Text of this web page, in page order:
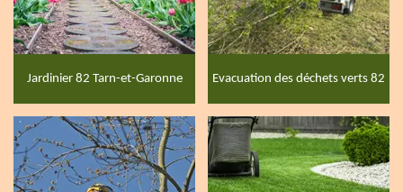
Jardinier 82 Tarn-et-Garonne Evacuation des déchets verts 82